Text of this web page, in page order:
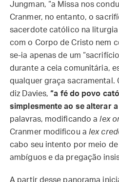
Jungman, “a Missa nos
Cranmer, no entanto, o
sacerdote católico na liturgia
com o Corpo de Cristo nem
se-ia apenas de um
durante a ceia comunitária,
qualquer graça sacramental.
diz Davies,“a fé do povo
simplesmente ao se alterar
palavras, modificando alex
Cranmer modificou a lex
cabo seu intento por meio
ambíguos e da pregação
A partir desse panorama